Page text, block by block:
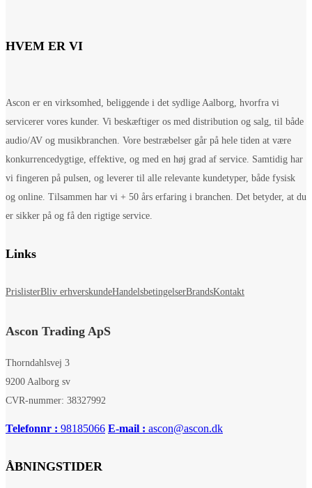
HVEM ER VI
Ascon er en virksomhed, beliggende i det sydlige Aalborg, hvorfra vi
servicerer vores kunder. Vi beskæftiger os med distribution og salg, til både
audio/AV og musikbranchen. Vore bestræbelser går på hele tiden at være
konkurrencedygtige, effektive, og med en høj grad af service. Samtidig har
vi fingeren på pulsen, og leverer til alle relevante kundetyper, både fysisk
og online. Tilsammen har vi + 50 års erfaring i branchen. Det betyder, at du
er sikker på og få den rigtige service.
Links
PrislisterBliv erhverskundeHandelsbetingelserBrandsKontakt
Ascon Trading ApS
Thorndahlsvej 3
9200 Aalborg sv
CVR-nummer: 38327992
Telefonnr : 98185066 E-mail : ascon@ascon.dk
ÅBNINGSTIDER